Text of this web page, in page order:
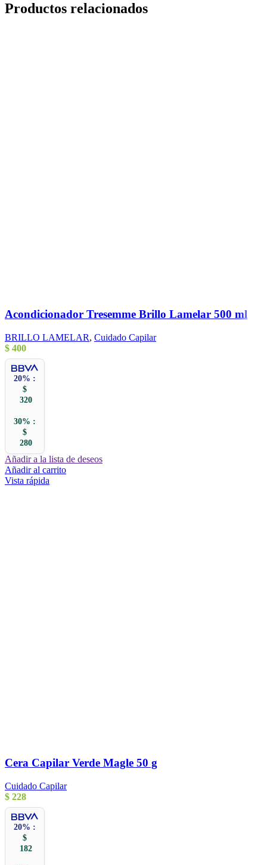
Productos relacionados
Acondicionador Tresemme Brillo Lamelar 500 ml
BRILLO LAMELAR, Cuidado Capilar
$ 400
20% :
$
320
30% :
$
280
Añadir a la lista de deseos
Añadir al carrito
Vista rápida
Cera Capilar Verde Magle 50 g
Cuidado Capilar
$ 228
20% :
$
182